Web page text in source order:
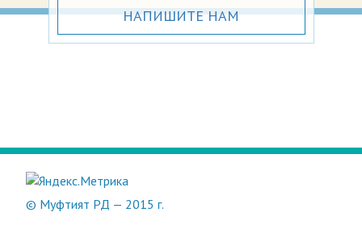
НАПИШИТЕ НАМ
© Муфтият РД — 2015 г.